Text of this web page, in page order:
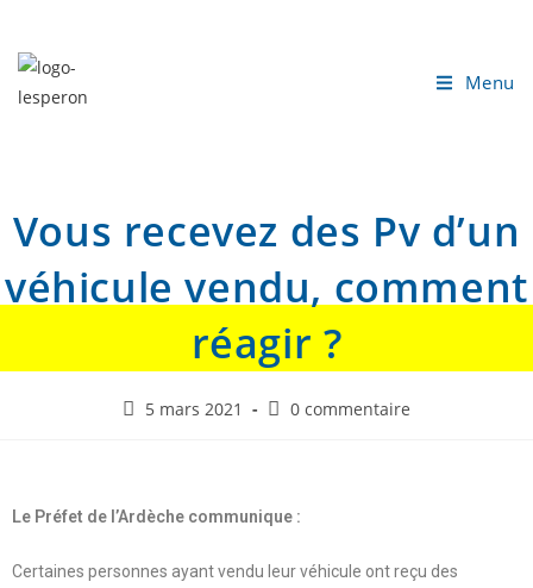
Menu
Vous recevez des Pv d’un
véhicule vendu, comment
réagir ?
5 mars 2021 0 commentaire
Le Préfet de l’Ardèche communique :
Certaines personnes ayant vendu leur véhicule ont reçu des